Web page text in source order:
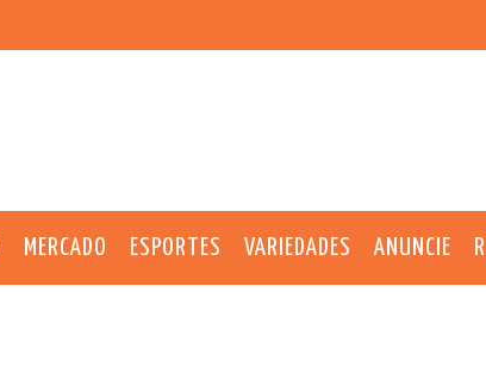
MERCADO ESPORTES VARIEDADES ANUNCIE